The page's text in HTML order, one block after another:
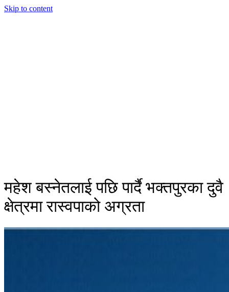
Skip to content
महेश बस्नेतलाई पछि पार्दै भक्तपुरका दुवै
क्षेत्रमा रास्वपाको अग्रता